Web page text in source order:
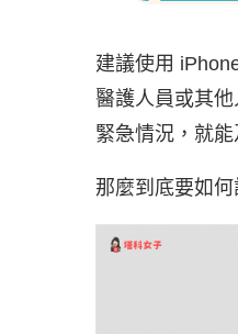
建議使用
醫護人員或其
緊急情況，就能
那麼到底要如